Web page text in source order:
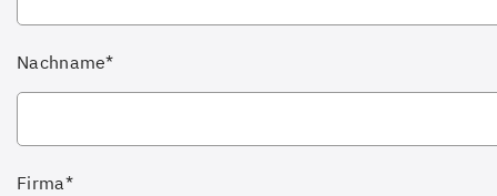
Nachname*
Firma*